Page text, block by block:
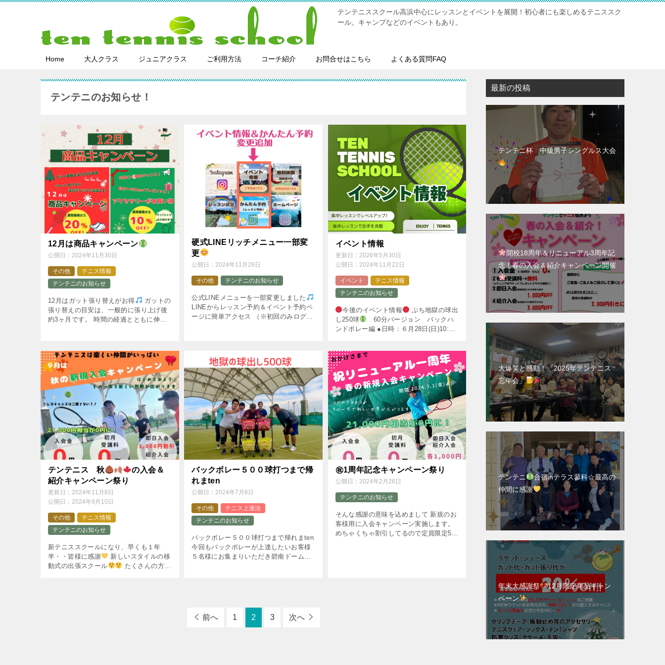
テンテニススクール高浜中心にレッスンとイベントを展開！初心者にも楽しめるテニススク
ール。キャンプなどのイベントもあり。
Home 大人クラス ジュニアクラス ご利用方法 コーチ紹介 お問合せはこちら よくある質問FAQ
テンテニのお知らせ！
12月は商品キャンペーン
公開日： 2024年11月30日
その他
テニス情報
テンテニのお知らせ
12月はガット張り替えがお得
ガットの
張り替えの目安は、一般的に張り上げ後
約3ヶ月です。 時間の経過とともに伸び
硬式LINEリッチメニュー一部変
更
公開日： 2024年11月26日
その他 テンテニのお知らせ
公式LINEメニューを一部変更しました
LINEからレッスン予約＆イベント予約ペ
ージに簡単アクセス （※初回のみログイ
イベント情報
更新日： 2026年5月30日
公開日： 2024年11月22日
イベント
テニス情報
テンテニのお知らせ
今後のイベント情報
ぷち地獄の球出
し250球
60分バージョン バックハ
ンドボレー編 ●日時：６月28日(日)10:55-
テンテニス 秋
の入会＆
紹介キャンペーン祭り
更新日： 2024年11月8日
公開日： 2024年9月10日
その他
テニス情報
テンテニのお知らせ
新テニススクールになり、早くも１年
半・・皆様に感謝
新しいスタイルの移
動式の出張スクール
たくさんの方に
バックボレー５００球打つまで帰
れまten
公開日：2024年7月8日
その他
テニス上達法
テンテニのお知らせ
バックボレー５００球打つまで帰れまten
今回もバックボレーが上達したいお客様
５名様にお集まりいただき碧南ドームで
㊗1周年記念キャンペーン祭り
公開日： 2024年2月26日
テンテニのお知らせ
そんな感謝の意味を込めまして 新規のお
客様用に入会キャンペーン実施します。
めちゃくちゃ割引してるので定員限定5名
前へ 1 2 3 次へ
最新の投稿
テンテニ杯 中級男子シングルス大会
開校18周年＆リニューアル3周年記
念！春の入会＆紹介キャンペーン開催
大爆笑と感動！「2025年テンテニス
忘年会」
テンテニ
合宿inテラス蓼科☆最高の
仲間に感謝
年末大感謝祭
12月限定商品キャン
ペーン